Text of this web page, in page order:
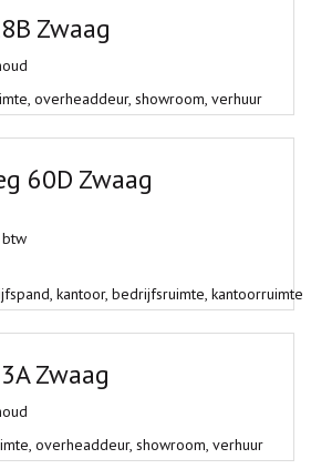
Zwaag
, overheaddeur, showroom, verhuur
60D Zwaag
, kantoor, bedrijfsruimte, kantoorruimte
Zwaag
, overheaddeur, showroom, verhuur